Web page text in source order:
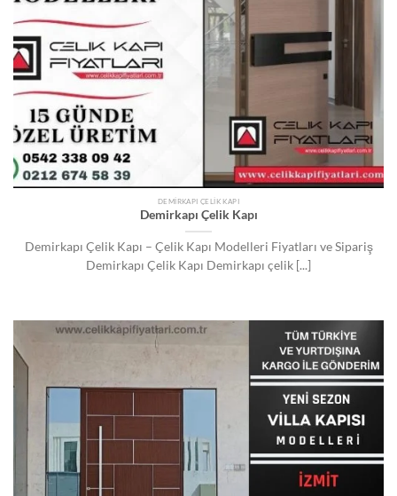
DEMIRKAPI ÇELIK KAPI
Demirkapı Çelik Kapı
Demirkapı Çelik Kapı – Çelik Kapı Modelleri Fiyatları ve Sipariş
Demirkapı Çelik Kapı Demirkapı çelik [...]